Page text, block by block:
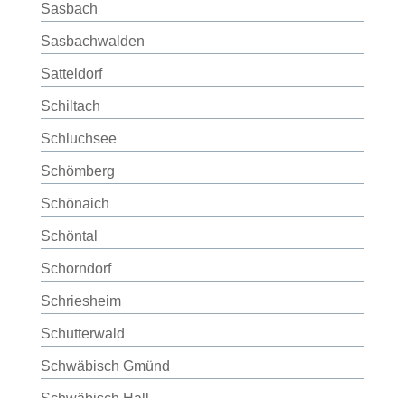
Sasbach
Sasbachwalden
Satteldorf
Schiltach
Schluchsee
Schömberg
Schönaich
Schöntal
Schorndorf
Schriesheim
Schutterwald
Schwäbisch Gmünd